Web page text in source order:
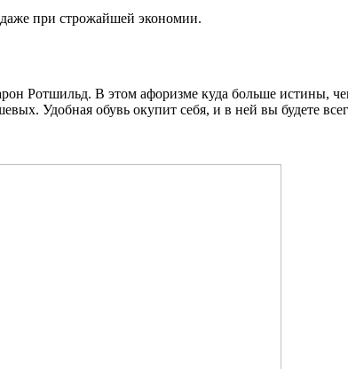
при строжайшей экономии.
Ротшильд. В этом афоризме куда больше истины,
Удобная обувь окупит себя, и в ней вы будете